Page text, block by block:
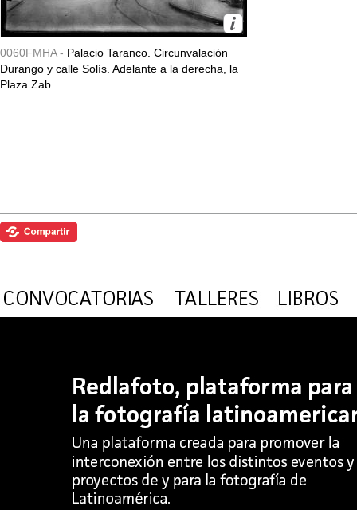
0060FMHA - Palacio Taranco. Circunvalación
Durango y calle Solís. Adelante a la derecha, la
Plaza Zab...